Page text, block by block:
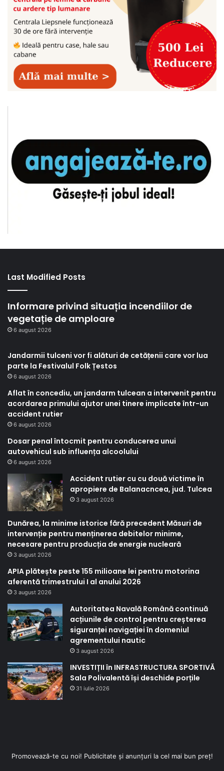
Last Modified Posts
Informare privind situația incendiilor de
vegetație de amploare
6 august 2026
Jandarmii tulceni vor fi alături de cetățenii care vor lua
parte la Festivalul Folk Țestos
6 august 2026
Aflat în concediu, un jandarm tulcean a intervenit pentru
acordarea primului ajutor unei tinere implicate într-un
accident rutier
6 august 2026
Dosar penal întocmit pentru conducerea unui
autovehicul sub influența alcoolului
6 august 2026
Accident rutier cu cu două victime în
apropiere de Balanacncea, jud. Tulcea
3 august 2026
Dunărea, la minime istorice fără precedent Măsuri de
intervenție pentru menținerea debitelor minime,
necesare pentru producția de energie nucleară
3 august 2026
APIA plătește peste 155 milioane lei pentru motorina
aferentă trimestrului I al anului 2026
3 august 2026
Autoritatea Navală Română continuă
acțiunile de control pentru creșterea
siguranței navigației în domeniul
agrementului nautic
3 august 2026
INVESTIȚII în INFRASTRUCTURA SPORTIVĂ
Sala Polivalentă își deschide porțile
31 iulie 2026
Promovează-te cu noi! Publicitate și anunțuri la cel mai bun preț!